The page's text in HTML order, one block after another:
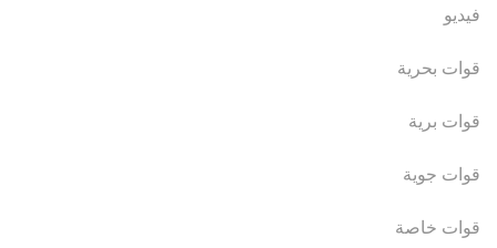
فيديو
قوات بحرية
قوات برية
قوات جوية
قوات خاصة